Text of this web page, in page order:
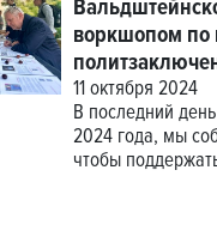
воркшопом
11 октября 2024
В последний
2024 года, мы
чтобы